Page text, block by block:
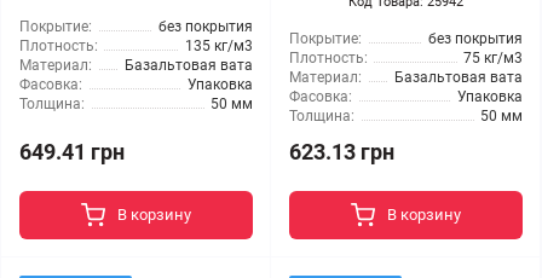
Покрытие:
без покрытия
Плотность:
135 кг/м3
Материал:
Базальтовая вата
Фасовка:
Упаковка
Толщина:
50 мм
649.41 грн
В корзину
Покрытие:
без покрытия
Плотность:
75 кг/м3
Материал:
Базальтовая вата
Фасовка:
Упаковка
Толщина:
50 мм
623.13 грн
В корзину